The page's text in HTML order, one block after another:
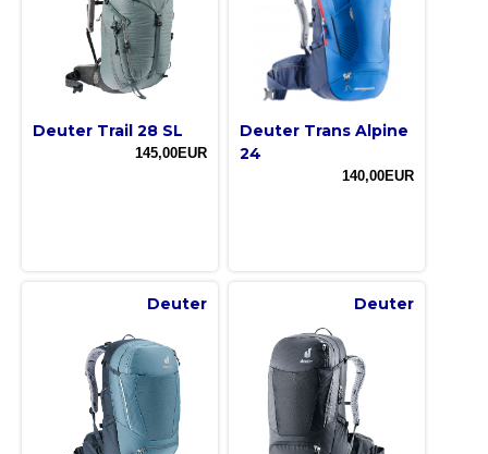
Deuter Trail 28 SL
145,00EUR
Deuter Trans Alpine
24
140,00EUR
Deuter Deuter